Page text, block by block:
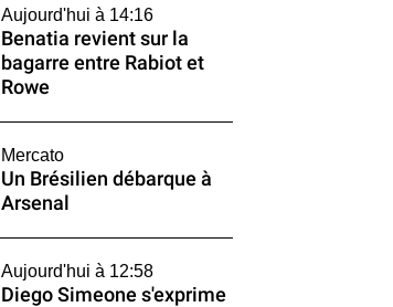
Aujourd'hui à 14:16
Benatia revient sur la
bagarre entre Rabiot et
Rowe
Mercato
Un Brésilien débarque à
Arsenal
Aujourd'hui à 12:58
Diego Simeone s'exprime